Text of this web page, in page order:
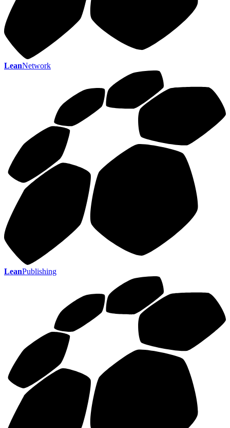
LeanNetwork
LeanPublishing